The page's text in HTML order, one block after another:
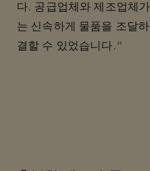
다. 공급업체와 제조업체
는 신속하게 물품을 조달
결할 수 있었습니다.”